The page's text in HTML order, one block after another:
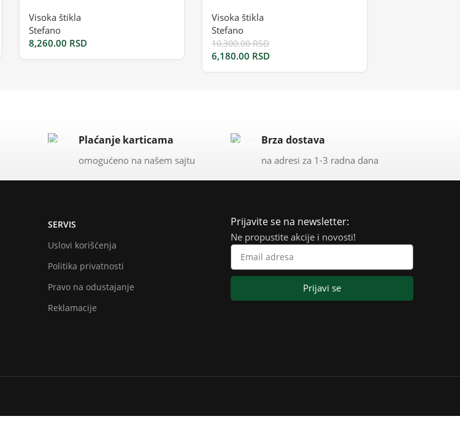
Visoka štikla
Stefano
8,260.00 RSD
Visoka štikla
Stefano
10,300.00RSD
6,180.00 RSD
Plaćanje karticama
omogućeno na našem sajtu
Brza dostava
na adresi za 1-3 radna dana
SERVIS
Uslovi korišćenja
Politika privatnosti
Pravo na odustajanje
Reklamacije
Prijavite se na newsletter:
Ne propustite akcije i novosti!
Prijavi se